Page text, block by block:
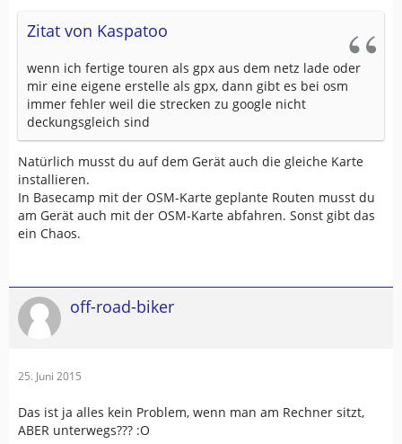
Zitat von Kaspatoo
wenn ich fertige touren als gpx aus dem netz lade oder
mir eine eigene erstelle als gpx, dann gibt es bei osm
immer fehler weil die strecken zu google nicht
deckungsgleich sind
Natürlich musst du auf dem Gerät auch die gleiche Karte
installieren.
In Basecamp mit der OSM-Karte geplante Routen musst du
am Gerät auch mit der OSM-Karte abfahren. Sonst gibt das
ein Chaos.
off-road-biker
25. Juni 2015
Das ist ja alles kein Problem, wenn man am Rechner sitzt,
ABER unterwegs??? :O